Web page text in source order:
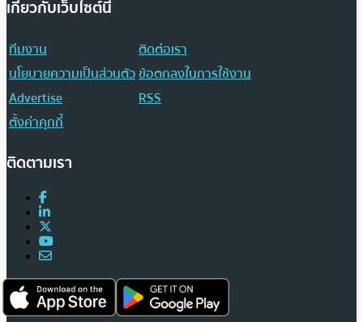
เกี่ยวกับเว็บไซต์นี้
ทีมงาน
ติดต่อเรา
นโยบายความเป็นส่วนตัวข้อตกลงในการใช้งาน
Advertise
RSS
ตั้งค่าคุกกี้
ติดตามเรา